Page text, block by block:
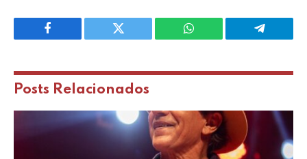
Facebook Twitter WhatsApp Telegram
Posts Relacionados